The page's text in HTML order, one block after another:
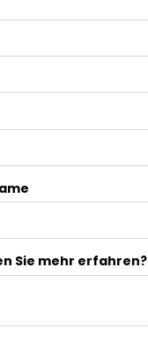
Sie mehr erfahren?